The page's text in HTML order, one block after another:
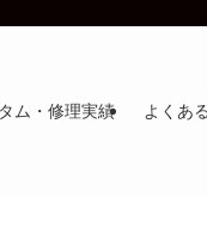
ム・修理実績 よくあ